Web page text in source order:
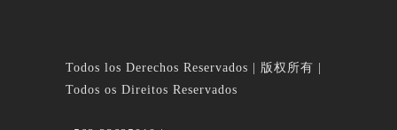
Todos los Derechos Reservados | 版权所有 |
Todos os Direitos Reservados